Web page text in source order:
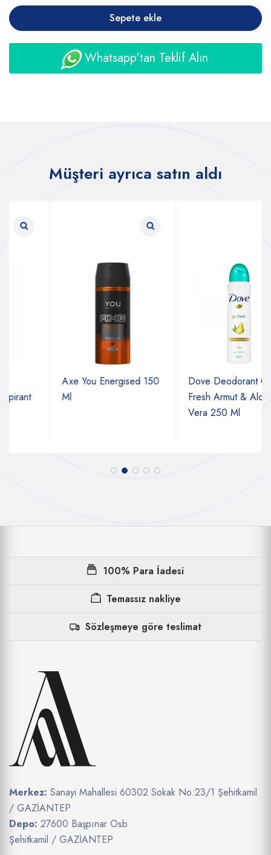
Sepete ekle
Whatsapp'tan Teklif Alın
Müşteri ayrıca satın aldı
Axe You Energised 150
Dove Deodorant Go
Fresh Armut & Aloe
Vera 250 Ml
100% Para İadesi
Temassız nakliye
Sözleşmeye göre teslimat
Merkez: Sanayi Mahallesi 60302 Sokak No:23/1 Şehitkamil
/ GAZİANTEP
Depo: 27600 Başpınar Osb
Şehitkamil / GAZİANTEP